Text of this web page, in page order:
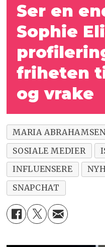
Ser en
Sophie
friheten
og vrake
MARIA
SOSIALE MEDIER
INFLUENSERE
SNAPCHAT